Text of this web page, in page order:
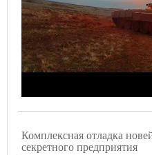
Комплексная отладка
секретного предприятия